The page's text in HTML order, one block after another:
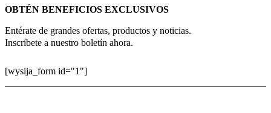
OBTÉN BENEFICIOS EXCLUSIVOS
Entérate de grandes ofertas, productos y noticias.
Inscríbete a nuestro boletín ahora.
[wysija_form id="1"]